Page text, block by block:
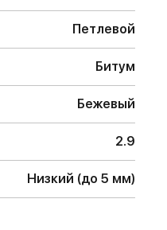
Петлевой
Битум
Бежевый
2.9
Низкий (до 5 мм)